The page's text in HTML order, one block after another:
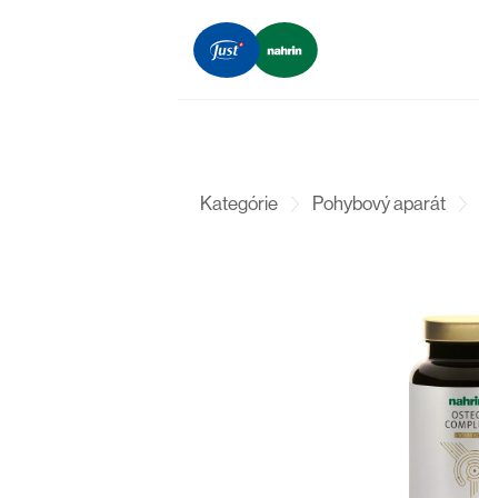
Kategórie Pohybový aparát